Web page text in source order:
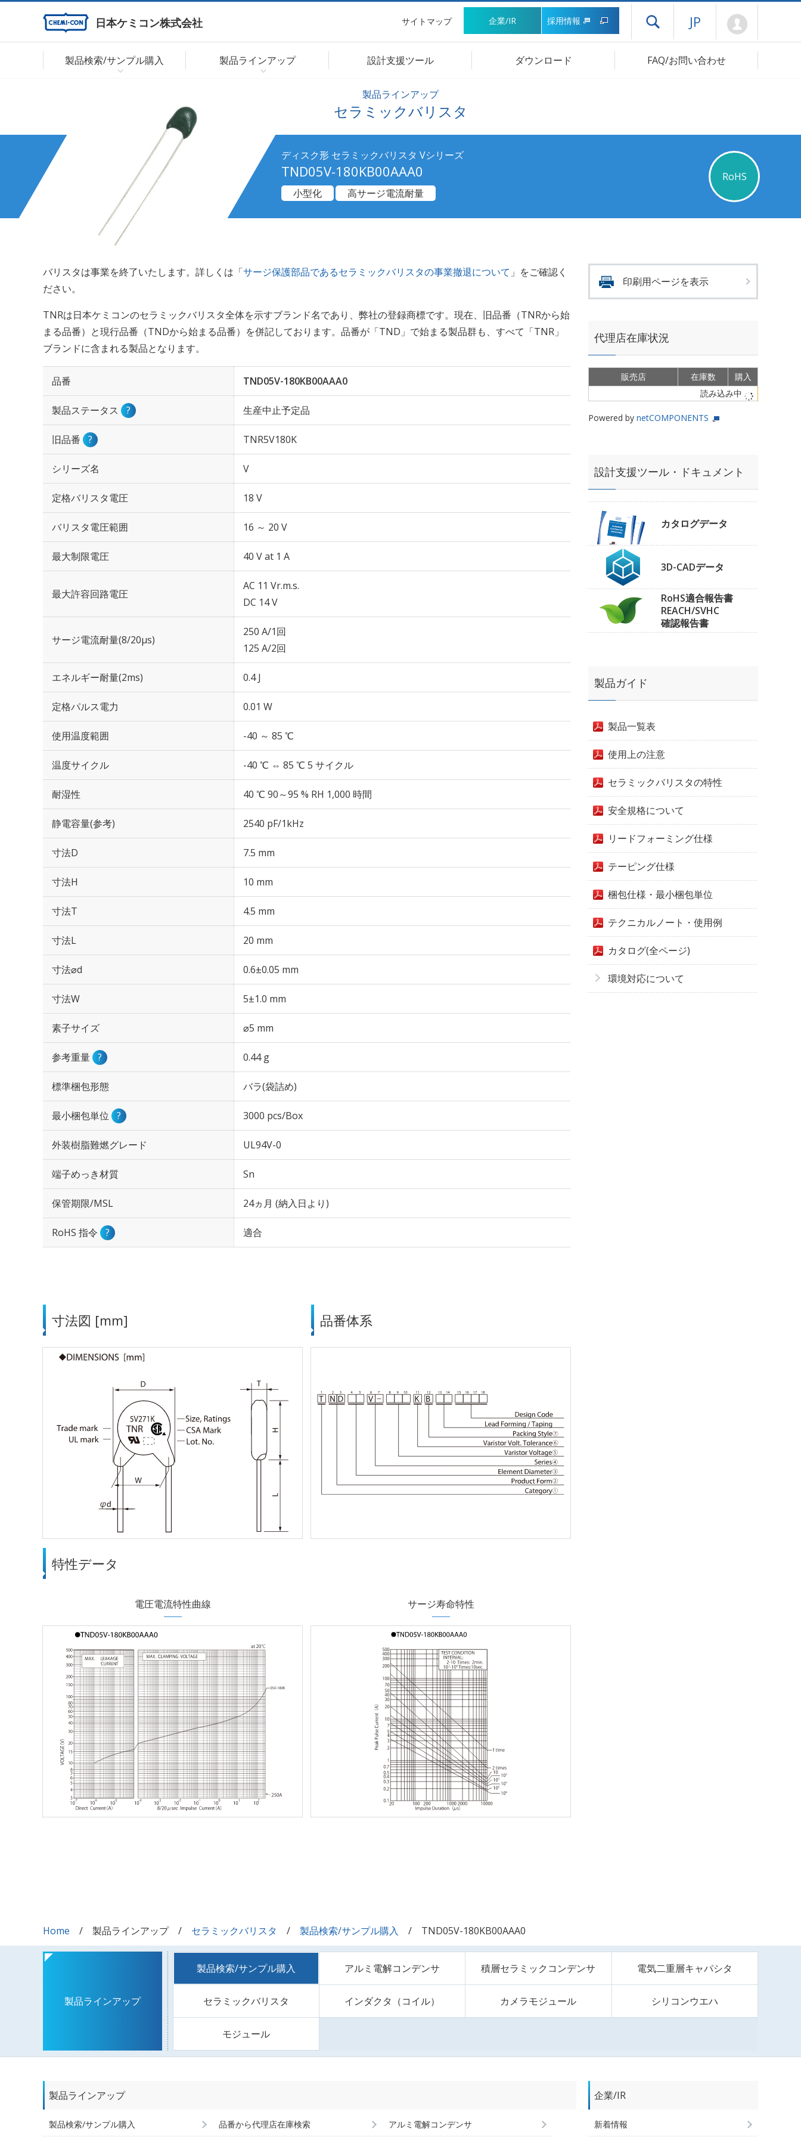
日本ケミコン株式会社 サイトマップ 企業/IR 採用情報 ドロワーメニューを開く
JP
製品検索/サンプル購入 製品ラインアップ 設計支援ツール ダウンロード FAQ/お問い合わせ
製品ラインアップ
セラミックバリスタ
ディスク形 セラミックバリスタ Vシリーズ
TND05V-180KB00AAA0
RoHS
小型化
高サージ電流耐量
バリスタは事業を終了いたします。詳しくは「サージ保護部品であるセラミックバリスタの事業撤退について 」をご確認く
ださい。
TNRは日本ケミコンのセラミックバリスタ全体を示すブランド名であり、弊社の登録商標です。現在、旧品番（TNRから始
まる品番）と現行品番（TNDから始まる品番）を併記しております。品番が「TND」で始まる製品群も、すべて「TNR」
ブランドに含まれる製品となります。
品番 TND05V-180KB00AAA0
製品ステータス ? 生産中止予定品
旧品番 ? TNR5V180K
シリーズ名 V
定格バリスタ電圧 18 V
バリスタ電圧範囲 16 ～ 20 V
最大制限電圧 40 V at 1 A
最大許容回路電圧
AC 11 Vr.m.s.
DC 14 V
サージ電流耐量(8/20μs)
250 A/1回
125 A/2回
エネルギー耐量(2ms) 0.4 J
定格パルス電力 0.01 W
使用温度範囲 -40 ～ 85 ℃
温度サイクル -40 ℃ ⇔ 85 ℃ 5 サイクル
耐湿性 40 ℃ 90～95 % RH 1,000 時間
静電容量(参考) 2540 pF/1kHz
寸法D 7.5 mm
寸法H 10 mm
寸法T 4.5 mm
寸法L 20 mm
寸法⌀d 0.6±0.05 mm
寸法W 5±1.0 mm
素子サイズ ⌀5 mm
参考重量 ? 0.44 g
標準梱包形態 バラ(袋詰め)
最小梱包単位 ? 3000 pcs/Box
外装樹脂難燃グレード UL94V-0
端子めっき材質 Sn
保管期限/MSL 24ヵ月 (納入日より)
RoHS 指令 ? 適合
寸法図 [mm] 品番体系
特性データ
電圧電流特性曲線 サージ寿命特性
印刷用ページを表示
代理店在庫状況
販売店 在庫数
購入
読み込み中
Powered by netCOMPONENTS
設計支援ツール・ドキュメント
カタログデータ
3D-CADデータ
RoHS適合報告書
REACH/SVHC
確認報告書
製品ガイド
製品一覧表
使用上の注意
セラミックバリスタの特性
安全規格について
リードフォーミング仕様
テーピング仕様
梱包仕様・最小梱包単位
テクニカルノート・使用例
カタログ(全ページ)
環境対応について
Home 製品ラインアップ セラミックバリスタ 製品検索/サンプル購入 TND05V-180KB00AAA0
製品ラインアップ
製品検索/サンプル購入 アルミ電解コンデンサ 積層セラミックコンデンサ 電気二重層キャパシタ
セラミックバリスタ インダクタ（コイル） カメラモジュール シリコンウエハ
モジュール
製品ラインアップ
製品検索/サンプル購入 品番から代理店在庫検索 アルミ電解コンデンサ
企業/IR
新着情報